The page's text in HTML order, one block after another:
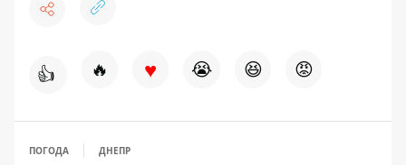
👍 🔥 ♥ 😭 😆 😡
ПОГОДА ДНЕПР